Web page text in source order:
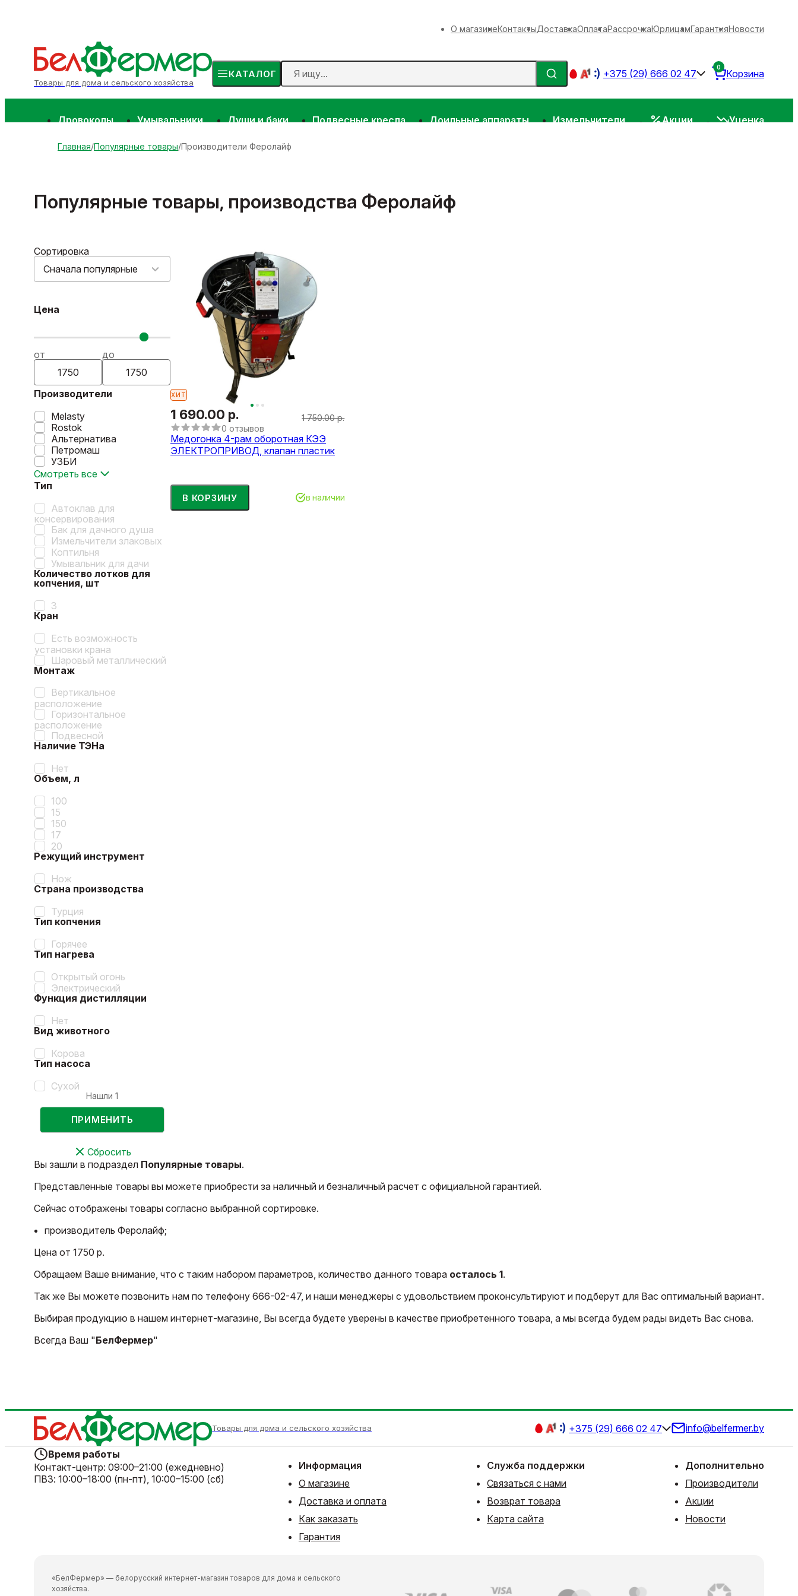
О магазинеКонтактыДоставкаОплатаРассрочкаЮрлицамГарантияНовости
Товары для дома и сельского хозяйства
КАТАЛОГ +375 (29) 666 02 47 Корзина
0
Дровоколы Умывальники Души и баки Подвесные кресла Доильные аппараты Измельчители Акции Уценка
Главная Популярные товары Производители Феролайф
Популярные товары, производства Феролайф
Сортировка
Сначала популярные
Цена
от до
Производители
Melasty
Rostok
Альтернатива
Петромаш
УЗБИ
Смотреть все
Тип
Автоклав для
консервирования
Бак для дачного душа
Измельчители злаковых
Коптильня
Умывальник для дачи
Количество лотков для
копчения, шт
3
Кран
Есть возможность
установки крана
Шаровый металлический
Монтаж
Вертикальное
расположение
Горизонтальное
расположение
Подвесной
Наличие ТЭНа
Нет
Объем, л
100
15
150
17
20
Режущий инструмент
Нож
Страна производства
Турция
Тип копчения
Горячее
Тип нагрева
Открытый огонь
Электрический
Функция дистилляции
Нет
Вид животного
Корова
Тип насоса
Сухой
Нашли 1
ПРИМЕНИТЬ
Сбросить
ХИТ
1 690.00 р.
1 750.00 р.
0 отзывов
Медогонка 4-рам оборотная КЭЭ
ЭЛЕКТРОПРИВОД, клапан пластик
В КОРЗИНУ в наличии
Вы зашли в подраздел Популярные товары.
Представленные товары вы можете приобрести за наличный и безналичный расчет с официальной гарантией.
Сейчас отображены товары согласно выбранной сортировке.
производитель Феролайф;
Цена от 1750 р.
Обращаем Ваше внимание, что с таким набором параметров, количество данного товара осталось 1.
Так же Вы можете позвонить нам по телефону 666-02-47, и наши менеджеры с удовольствием проконсультируют и подберут для Вас оптимальный вариант.
Выбирая продукцию в нашем интернет-магазине, Вы всегда будете уверены в качестве приобретенного товара, а мы всегда будем рады видеть Вас снова.
Всегда Ваш "БелФермер"
Товары для дома и сельского хозяйства +375 (29) 666 02 47 info@belfermer.by
Время работы
Контакт-центр: 09:00–21:00 (ежедневно)
ПВЗ: 10:00–18:00 (пн-пт), 10:00–15:00 (сб)
Информация
О магазине
Доставка и оплата
Как заказать
Гарантия
Служба поддержки
Связаться с нами
Возврат товара
Карта сайта
Дополнительно
Производители
Акции
Новости
«БелФермер» — белорусский интернет-магазин товаров для дома и сельского
хозяйства.